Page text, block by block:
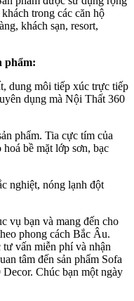
trong các căn hộ
khách sạn, resort,
phẩm:
dung môi tiếp xúc trực tiếp
dụng mà Nội Thất 360
phẩm. Tia cực tím của
bề mặt lớp sơn, bạc
nghiệt, nóng lạnh đột
vụ bạn và mang đến cho
phong cách Bắc Âu.
vấn miễn phí và nhận
tâm đến sản phẩm Sofa
Chúc bạn một ngày